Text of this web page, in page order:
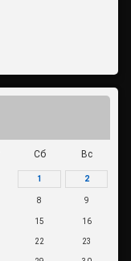
Сб Вс
1 2
8 9
15 16
22 23